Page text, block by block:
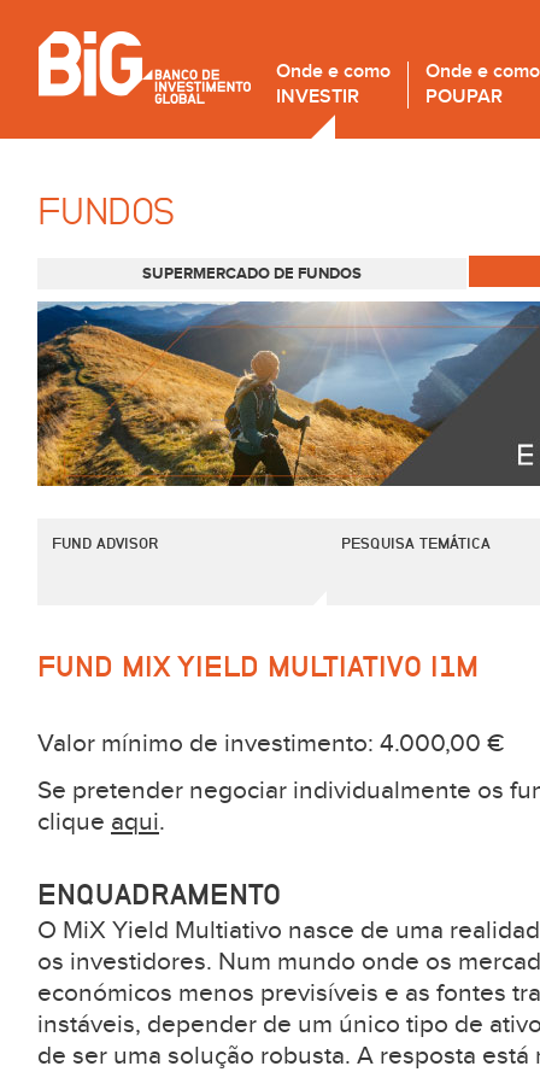
Onde e como
INVESTIR
Onde e como
POUPAR
FUNDOS
SUPERMERCADO DE FUNDOS
FUND ADVISOR PESQUISA TEMÁTICA
FUND MIX YIELD MULTIATIVO |1M
Valor mínimo de investimento: 4.000,00 €
Se pretender negociar individualmente os
clique aqui.
ENQUADRAMENTO
O MiX Yield Multiativo nasce de uma
os investidores. Num mundo onde os
económicos menos previsíveis e as fontes
instáveis, depender de um único tipo de
de ser uma solução robusta. A resposta